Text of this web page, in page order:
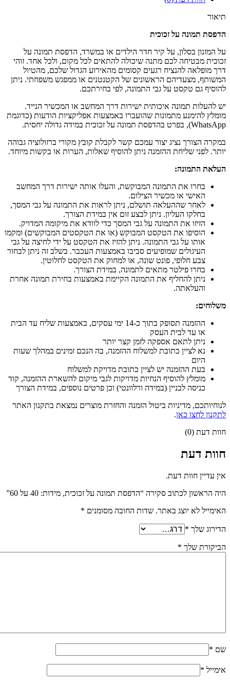
תיאור
הדפסת תמונה על זכוכית
על המזנון בסלון, על קיר חדר הילדים או במשרד, הדפסת תמונה על
זכוכית מבטיחה לכם מתנה שיכולה להתאים לכל מקום, ולכל אחד. זוהי
דרך מופלאה להנציח רגעים קסומים מהאירוע הגדול שלכם, מהטיול
המשותף, מצעדיהם הראשונים של הקטנטנים או ממפגש משפחתי. ניתן
להוסיף גם טקסט על גבי התמונה, לפי בחירתכם.
יש להעלות תמונה איכותית ישירות דרך המחשב או המכשיר הנייד.
מומלץ להימנע מתמונות שהועברו באמצעות אפליקציות הודעות (כדוגמת
WhatsApp), בפרט בהדפסת תמונה על זכוכית במידה גדולה יחסית.
במקרה הצורך נציג יצור עמכם קשר לקבלת קובץ מקורי ברזולוציה גבוהה
יותר. לפני שליחת ההזמנה ניתן להוסיף שאלות, הערות או בקשות מיוחד.
העלאת התמונה:
בחרו את התמונה המבוקשת, והעלו אותה ישירות דרך המחשב
האישי או מכשיר הצילום.
לאחר שההעלאה תושלם, ניתן לראות את התמונה על גבי המסך,
בחלקו העליון. ניתן לבצע זום אין במידת הצורך.
הזיזו את התמונה על גבי המסך כדי לוודא את מיקומה המדויק.
הוסיפו את הטקסט המבוקש (או את הטקסטים המבוקשים) ומקמו
אותו על גבי התמונה. ניתן להזיז את הטקסט על ידי לחיצה על גבי
העיגולים שמופיעים סביבו באמצעות העכבר. בשלב זה ניתן לבחור
צבע חלופי, פונט שונה, או למחוק את הטקסט לחלוטין.
בחרו פילטר מתאים לתמונה, במידת הצורך.
ניתן להחליף את התמונה הקיימת באמצעות בחירת תמונה אחרת
והעלאתה.
משלוחים:
ההזמנה תסופק בתוך כ-14 ימי עסקים, באמצעות שליח עד הבית
או עד לבית העסק
ניתן לתאם אספקה לזמן קצר יותר
נא לציין כתובת למשלוח ההזמנה, בה הנכם זמינים במהלך שעות
היום
בעת ההזמנה יש לציין כתובת מדויקת למשלוח
מומלץ להוסיף הנחיות מדויקות לגבי מיקום להשארת ההזמנה, קוד
כניסה לבניין (במידה ורלוונטי) וכן פרטים נוספים, במידת הצורך
לנוחיותכם, מדיניות ביטול הזמנה והחזרת מוצרים נמצאת בתקנון האתר
לתקנון לחצו כאן.
חוות דעת (0)
חוות דעת
אין עדיין חוות דעת.
היה הראשון לכתוב סקירה “הדפסת תמונה על זכוכית, מידות: 40 על 60”
האימייל לא יוצג באתר. שדות החובה מסומנים *
הדירוג שלך *
הביקורת שלך *
שם *
אימייל *